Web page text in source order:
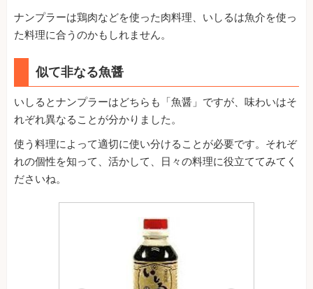
ナンプラーは鶏肉などを使った肉料理、いしるは魚介を使っ
た料理に合うのかもしれません。
似て非なる魚醤
いしるとナンプラーはどちらも「魚醤」ですが、味わいはそ
れぞれ異なることが分かりました。
使う料理によって適切に使い分けることが必要です。それぞ
れの個性を知って、活かして、日々の料理に役立ててみてく
ださいね。